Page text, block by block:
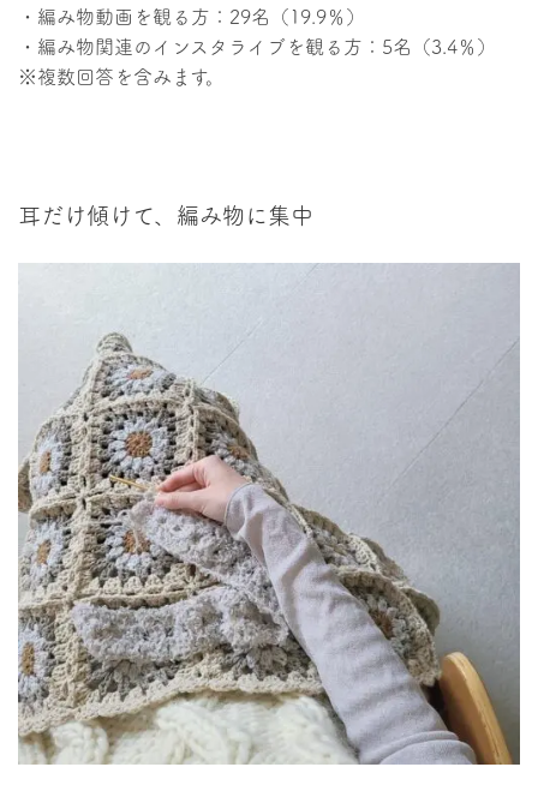
・編み物動画を観る方：29名（19.9％）
・編み物関連のインスタライブを観る方：5名（3.4％）
※複数回答を含みます。
耳だけ傾けて、編み物に集中